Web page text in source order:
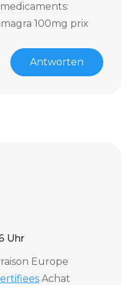
100mg prix
Antworten
Uhr
Europe
Achat